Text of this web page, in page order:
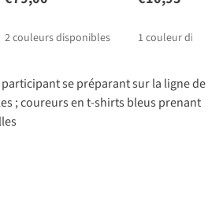
2couleurs disponibles 1 couleur